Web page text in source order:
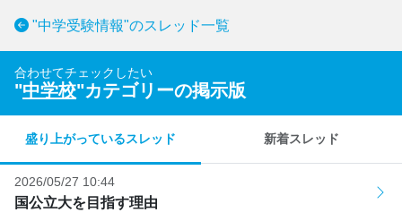
"中学受験情報"のスレッド一覧
合わせてチェックしたい
"中学校"カテゴリーの掲示版
盛り上がっているスレッド 新着スレッド
2026/05/27 10:44
国公立大を目指す理由